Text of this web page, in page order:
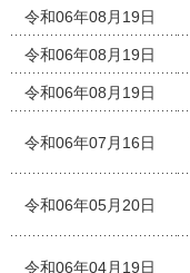
令和06年08月19日
令和06年08月19日
令和06年08月19日
令和06年07月16日
令和06年05月20日
令和06年04月19日